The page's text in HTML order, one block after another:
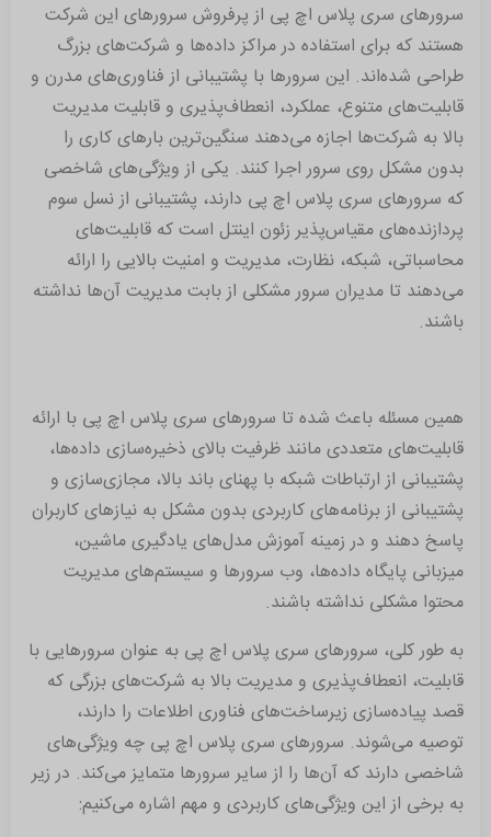
سرورهای سری پلاس اچ پی از پرفروش سرورهای این شرکت
هستند که برای استفاده در مراکز داده‌ها و شرکت‌های بزرگ
طراحی شده‌اند. این سرورها با پشتیبانی از فناوری‌های مدرن و
قابلیت‌های متنوع، عملکرد، انعطاف‌پذیری و قابلیت مدیریت
بالا به شرکت‌ها اجازه می‌دهند سنگین‌ترین بارهای کاری را
بدون مشکل روی سرور اجرا کنند. یکی از ویژگی‌های شاخصی
که سرورهای سری پلاس اچ پی دارند، پشتیبانی از نسل سوم
پردازنده‌های مقیاس‌پذیر زئون اینتل است که قابلیت‌های
محاسباتی، شبکه، نظارت، مدیریت و امنیت بالایی را ارائه
می‌دهند تا مدیران سرور مشکلی از بابت مدیریت آن‌ها نداشته
باشند.
همین مسئله باعث شده تا سرورهای سری پلاس اچ پی با ارائه
قابلیت‌های متعددی مانند ظرفیت بالای ذخیره‌سازی داده‌ها،
پشتیبانی از ارتباطات شبکه با پهنای باند بالا، مجازی‌سازی و
پشتیبانی از برنامه‌های کاربردی بدون مشکل به نیازهای کاربران
پاسخ دهند و در زمینه آموزش مدل‌های یادگیری ماشین،
میزبانی پایگاه داده‌ها، وب سرورها و سیستم‌های مدیریت
محتوا مشکلی نداشته باشند.
به طور کلی، سرورهای سری پلاس اچ پی به عنوان سرورهایی با
قابلیت، انعطاف‌پذیری و مدیریت بالا به شرکت‌های بزرگی که
قصد پیاده‌سازی زیرساخت‌های فناوری اطلاعات را دارند،
توصیه می‌شوند. سرورهای سری پلاس اچ پی چه ویژگی‌های
شاخصی دارند که آن‌ها را از سایر سرورها متمایز می‌کند. در زیر
به برخی از این ویژگی‌های کاربردی و مهم اشاره می‌کنیم: